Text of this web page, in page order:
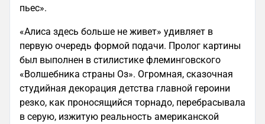
пьес».
«Алиса здесь больше не живет» удивляет в
первую очередь формой подачи. Пролог картины
был выполнен в стилистике флеминговского
«Волшебника страны Оз». Огромная, сказочная
студийная декорация детства главной героини
резко, как проносящийся торнадо, перебрасывала
в серую, изжитую реальность американской